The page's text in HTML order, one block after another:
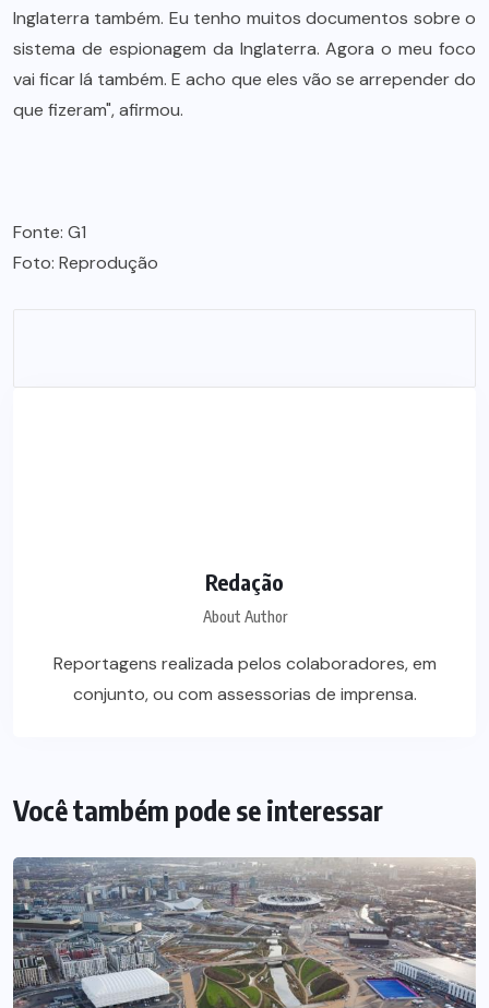
Inglaterra também. Eu tenho muitos documentos sobre o
sistema de espionagem da Inglaterra. Agora o meu foco
vai ficar lá também. E acho que eles vão se arrepender do
que fizeram", afirmou.
Fonte: G1
Foto: Reprodução
Redação
About Author
Reportagens realizada pelos colaboradores, em
conjunto, ou com assessorias de imprensa.
Você também pode se interessar